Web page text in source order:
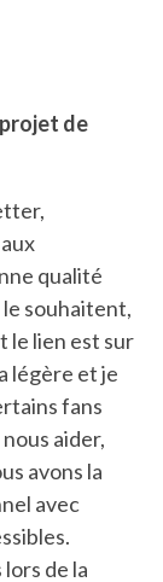
de
qualité
le souhaitent,
le lien est sur
légère et je
fans
aider,
avons la
avec
de la